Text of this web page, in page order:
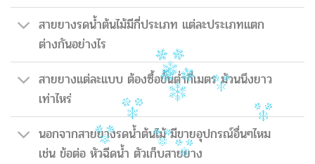
สายยางรดน้ำต้นไม้มีกี่ประเภท แต่ละประเภทแตก
ต่างกันอย่างไร
สายยางแต่ละแบบ ต้องซื้อขั้นต่ำกี่เมตร ม้วนนึงยาว
เท่าไหร่
นอกจากสายยางรดน้ำต้นไม้ มีขายอุปกรณ์อื่นๆไหม
เช่น ข้อต่อ หัวฉีดน้ำ ตัวเก็บสายยาง